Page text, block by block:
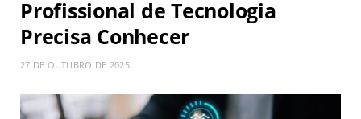
Profissional de Tecnologia
Precisa Conhecer
27 DE OUTUBRO DE 2025